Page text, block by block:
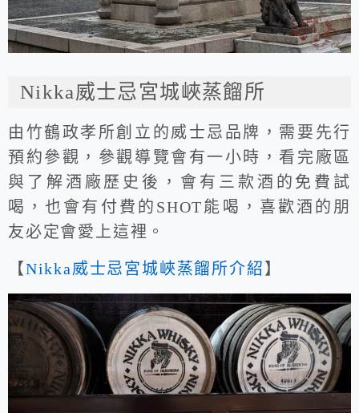
Nikka威士忌宮城峽蒸餾所
由竹鶴政孝所創立的威士忌品牌，需要先行
預約參觀，參觀導覽會有一小時，看完廠區
與了解酒廠歷史後，會有三款酒的免費試
喝，也會有付費的SHOT能喝，喜歡酒的朋
友必定會愛上這裡。
【Nikka威士忌宮城峽蒸餾所介紹 】